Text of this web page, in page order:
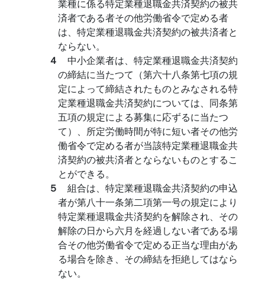
業種に係る特定業種退職金共済契約の被共
済者である者その他労働省令で定める者
は、特定業種退職金共済契約の被共済者と
ならない。
４ 中小企業者は、特定業種退職金共済契約
の締結に当たつて（第六十八条第七項の規
定によって締結されたものとみなされる特
定業種退職金共済契約については、同条第
五項の規定による募集に応ずるに当たつ
て）、所定労働時間が特に短い者その他労
働省令で定める者が当該特定業種退職金共
済契約の被共済者とならないものとするこ
とができる。
５ 組合は、特定業種退職金共済契約の申込
者が第八十一条第二項第一号の規定により
特定業種退職金共済契約を解除され、その
解除の日から六月を経過しない者である場
合その他労働省令で定める正当な理由があ
る場合を除き、その締結を拒絶してはなら
ない。